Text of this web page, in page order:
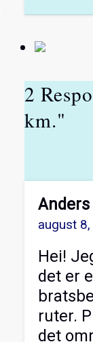
2
km."
Anders
august
Hei!
det er
ruter.
det